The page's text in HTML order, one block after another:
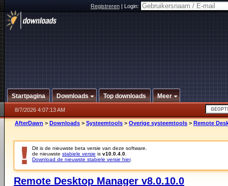
Registreren|Login:
Startpagina Downloads Top downloads Meer
8/7/2026 4:07:13 AM
AfterDawn > Downloads > Systeemtools > Overige systeemtools > Remote
Dit is de nieuwste beta versie van deze software.
de nieuwste stabiele versie is v10.0.4.0
Download de nieuwste stabiele versie hier.
Remote Desktop Manager v8.0.10.0